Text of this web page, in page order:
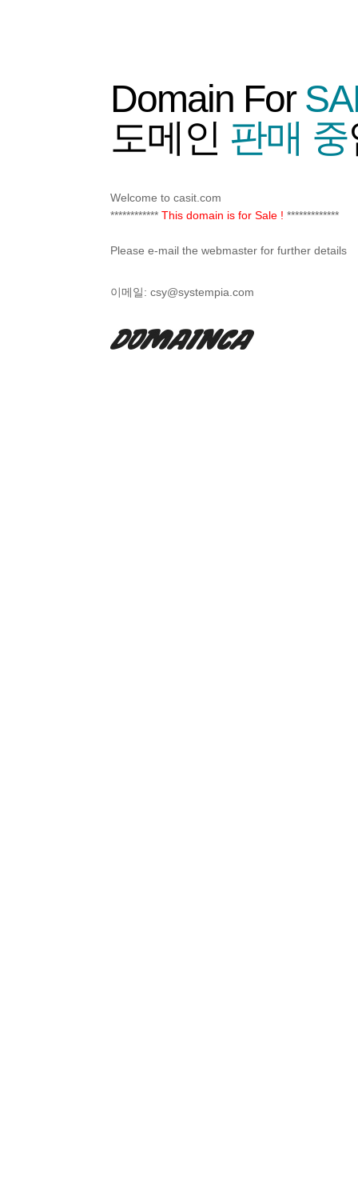
Domain For
도메인 판매 중
Welcome to casit.com
************ This domain is for Sale ! *************
Please e-mail the webmaster for further details
이메일: csy@systempia.com